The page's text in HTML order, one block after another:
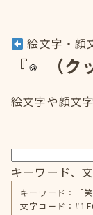
絵文字・顔
『 （
絵文字や顔文
キーワード、
キーワード：「
文字コード：